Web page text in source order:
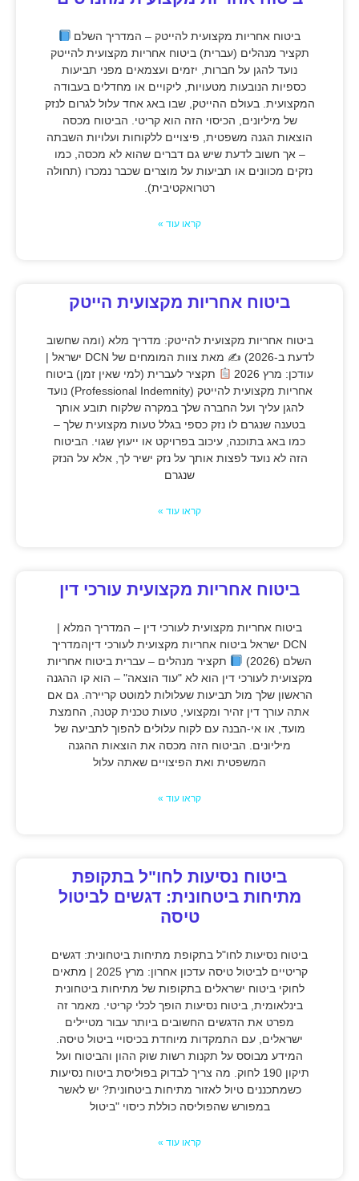
ביטוח אחריות מקצועית להייטק – המדריך השלם
תקציר מנהלים (עברית) ביטוח אחריות מקצועית להייטק
נועד להגן על חברות, יזמים ועצמאים מפני תביעות
כספיות הנובעות מטעויות, ליקויים או מחדלים בעבודה
המקצועית. בעולם ההייטק, שבו באג אחד עלול לגרום לנזק
של מיליונים, הכיסוי הזה הוא קריטי. הביטוח מכסה
הוצאות הגנה משפטית, פיצויים ללקוחות ועלויות השבתה
– אך חשוב לדעת שיש גם דברים שהוא לא מכסה, כמו
נזקים מכוונים או תביעות על מוצרים שכבר נמכרו (תחולה
רטרואקטיבית).
קראו עוד »
ביטוח אחריות מקצועית הייטק
ביטוח אחריות מקצועית להייטק: מדריך מלא (ומה שחשוב
לדעת ב-2026) ✍
מאת צוות המומחים של DCN ישראל |
עודכן: מרץ 2026
תקציר לעברית (למי שאין זמן) ביטוח
אחריות מקצועית להייטק (Professional Indemnity) נועד
להגן עליך ועל החברה שלך במקרה שלקוח תובע אותך
בטענה שנגרם לו נזק כספי בגלל טעות מקצועית שלך –
כמו באג בתוכנה, עיכוב בפרויקט או ייעוץ שגוי. הביטוח
הזה לא נועד לפצות אותך על נזק ישיר לך, אלא על הנזק
שנגרם
קראו עוד »
ביטוח אחריות מקצועית עורכי דין
ביטוח אחריות מקצועית לעורכי דין – המדריך המלא |
DCN ישראל ביטוח אחריות מקצועית לעורכי דיןהמדריך
השלם (2026)
תקציר מנהלים – עברית ביטוח אחריות
מקצועית לעורכי דין הוא לא "עוד הוצאה" – הוא קו ההגנה
הראשון שלך מול תביעות שעלולות למוטט קריירה. גם אם
אתה עורך דין זהיר ומקצועי, טעות טכנית קטנה, החמצת
מועד, או אי-הבנה עם לקוח עלולים להפוך לתביעה של
מיליונים. הביטוח הזה מכסה את הוצאות ההגנה
המשפטית ואת הפיצויים שאתה עלול
קראו עוד »
ביטוח נסיעות לחו"ל בתקופת
מתיחות ביטחונית: דגשים לביטול
טיסה
ביטוח נסיעות לחו"ל בתקופת מתיחות ביטחונית: דגשים
קריטיים לביטול טיסה עדכון אחרון: מרץ 2025 | מתאים
לחוקי ביטוח ישראלים בתקופות של מתיחות ביטחונית
בינלאומית, ביטוח נסיעות הופך לכלי קריטי. מאמר זה
מפרט את הדגשים החשובים ביותר עבור מטיילים
ישראלים, עם התמקדות מיוחדת בכיסויי ביטול טיסה.
המידע מבוסס על תקנות רשות שוק ההון והביטוח ועל
תיקון 190 לחוק. מה צריך לבדוק בפוליסת ביטוח נסיעות
כשמתכננים טיול לאזור מתיחות ביטחונית? יש לאשר
במפורש שהפוליסה כוללת כיסוי "ביטול
קראו עוד »